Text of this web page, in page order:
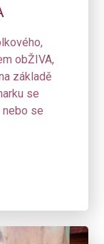
obŽIVA,
základě
se
se